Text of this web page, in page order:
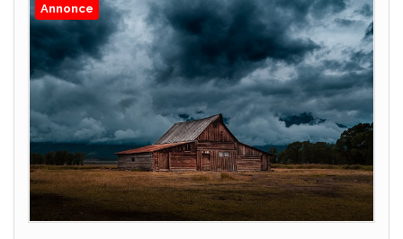
Annonce